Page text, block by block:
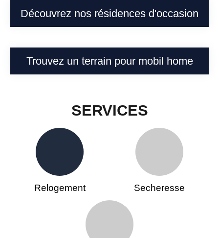
Découvrez nos résidences d'occasion
Trouvez un terrain pour mobil home
SERVICES
Relogement Secheresse